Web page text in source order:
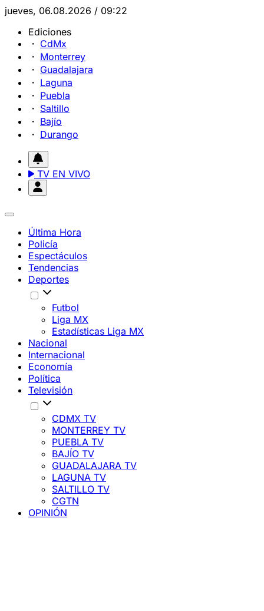
jueves, 06.08.2026 / 09:22
Ediciones
CdMx
Monterrey
Guadalajara
Laguna
Puebla
Saltillo
Bajío
Durango
TV EN VIVO
Última Hora
Policía
Espectáculos
Tendencias
Deportes
Futbol
Liga MX
Estadísticas Liga MX
Nacional
Internacional
Economía
Política
Televisión
CDMX TV
MONTERREY TV
PUEBLA TV
BAJÍO TV
GUADALAJARA TV
LAGUNA TV
SALTILLO TV
CGTN
OPINIÓN